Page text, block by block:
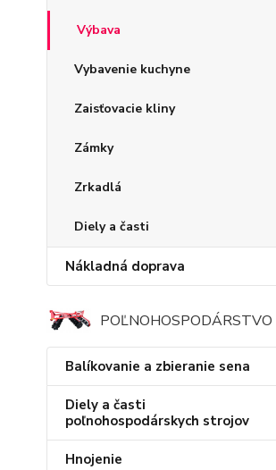
Výbava
Vybavenie kuchyne
Zaisťovacie kliny
Zámky
Zrkadlá
Diely a časti
Nákladná doprava
POĽNOHOSPODÁRSTVO
Balíkovanie a zbieranie sena
Diely a časti
poľnohospodárskych strojov
Hnojenie